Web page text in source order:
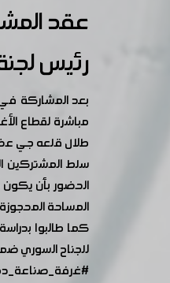
عقد
رئيس
مباشرة لقطاع
طلال قلعه جي
سلط المشتركين
الحضور بأن
المساحة
كما طالبوا
للجناح السوري